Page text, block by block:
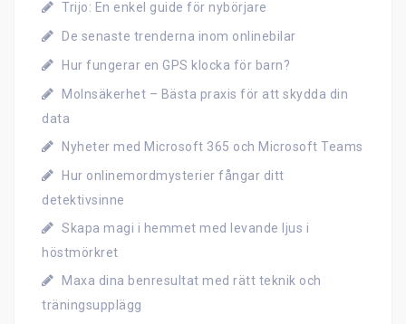
Trijo: En enkel guide för nybörjare
De senaste trenderna inom onlinebilar
Hur fungerar en GPS klocka för barn?
Molnsäkerhet – Bästa praxis för att skydda din
data
Nyheter med Microsoft 365 och Microsoft Teams
Hur onlinemordmysterier fångar ditt
detektivsinne
Skapa magi i hemmet med levande ljus i
höstmörkret
Maxa dina benresultat med rätt teknik och
träningsupplägg